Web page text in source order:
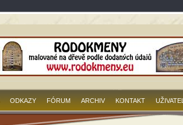
ODKAZY FÓRUM ARCHIV KONTAKT UŽIVATEL